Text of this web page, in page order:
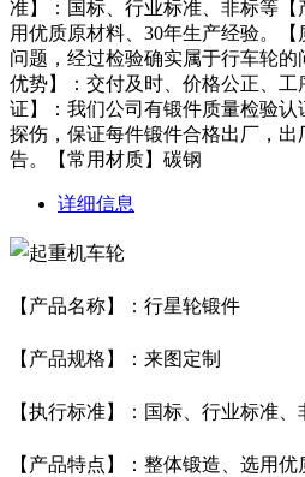
准】：国标、行业标准、非标等
用优质原材料、30年生产经验。
问题，经过检验确实属于行车轮
优势】：交付及时、价格公正、
证】：我们公司有锻件质量检验
探伤，保证每件锻件合格出厂，
告。【常用材质】碳钢
详细信息
【产品名称】：行星轮锻件
【产品规格】：来图定制
【执行标准】：国标、行业标准、
【产品特点】：整体锻造、选用优